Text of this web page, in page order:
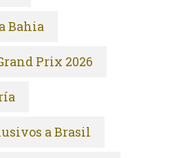
Bahia
Prix 2026
a Brasil